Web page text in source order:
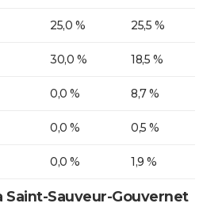
25,0 % 25,5 %
30,0 % 18,5 %
0,0 % 8,7 %
0,0 % 0,5 %
0,0 % 1,9 %
Saint-Sauveur-Gouvernet